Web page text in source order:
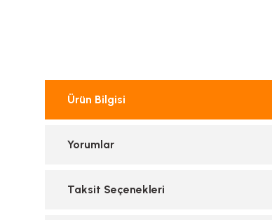
Ürün Bilgisi
Yorumlar
Taksit Seçenekleri